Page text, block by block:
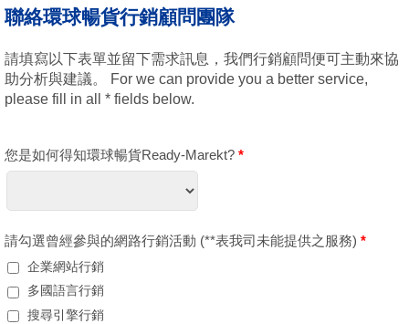
聯絡環球暢貨行銷顧問團隊
請填寫以下表單並留下需求訊息，我們行銷顧問便可主動來協
助分析與建議。 For we can provide you a better service,
please fill in all * fields below.
您是如何得知環球暢貨Ready-Marekt? *
請勾選曾經參與的網路行銷活動 (**表我司未能提供之服務) *
企業網站行銷
多國語言行銷
搜尋引擎行銷